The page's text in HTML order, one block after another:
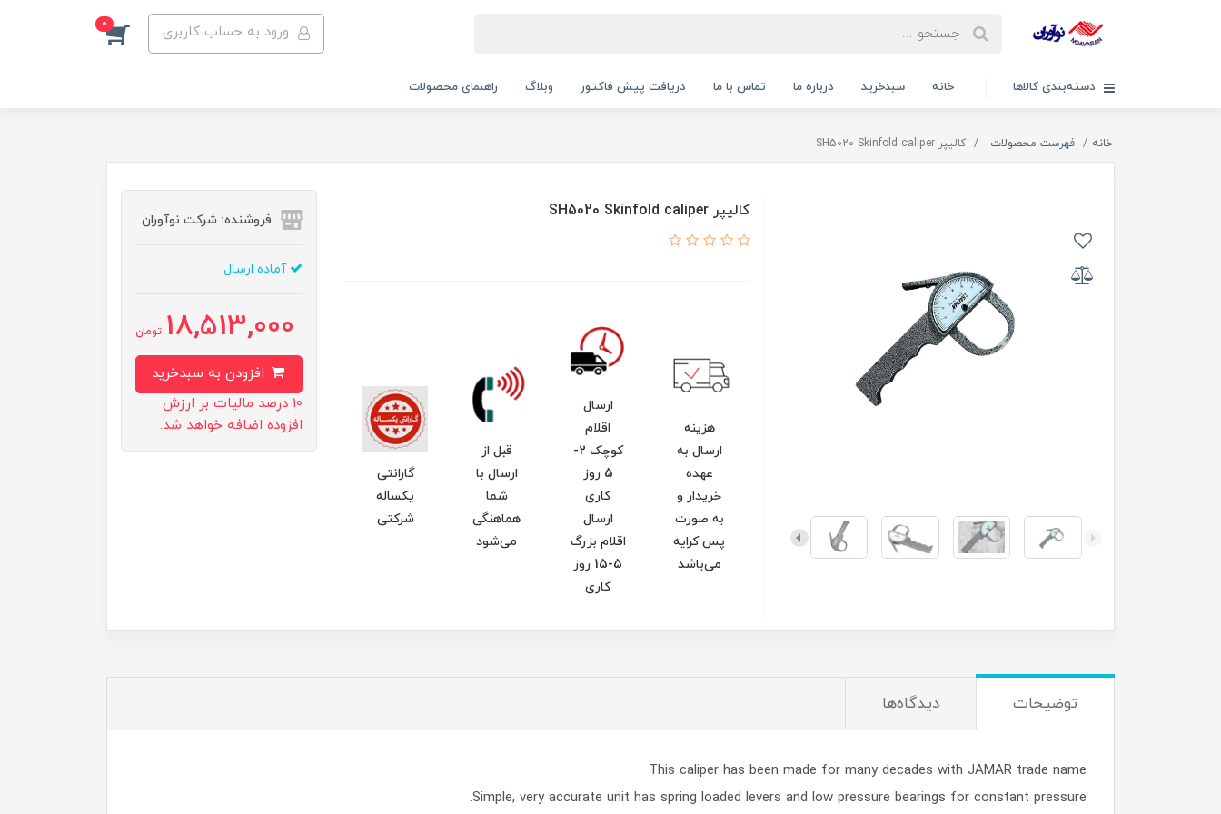
ورود به حساب کاربری 0
دسته‌بندی کالاها خانه سبدخرید درباره ما تماس با ما دریافت پیش فاکتور وبلاگ راهنمای محصولات
خانه فهرست محصولات کالیپر SH5020 Skinfold caliper
کالیپر SH5020 Skinfold caliper
هزینه
ارسال به
عهده
خریدار و
به صورت
پس کرایه
می‌باشد
ارسال
اقلام
کوچک 2-
5 روز
کاری
ارسال
اقلام بزرگ
5-15 روز
کاری
قبل از
ارسال با
شما
هماهنگی
می‌شود
گارانتی
یکساله
شرکتی
فروشنده: شرکت نوآوران
آماده ارسال
18,513,000 تومان
10 درصد مالیات بر ارزش
افزوده اضافه خواهد شد.
توضیحات دیدگاه‌ها
This caliper has been made for many decades with JAMAR trade name
Simple, very accurate unit has spring loaded levers and low pressure bearings for constant pressure.